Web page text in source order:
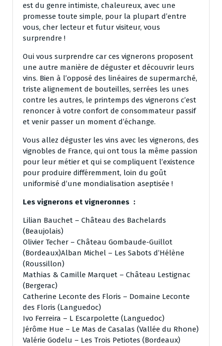
est du genre intimiste, chaleureux, avec une
promesse toute simple, pour la plupart d’entre
vous, cher lecteur et futur visiteur, vous
surprendre !
Oui vous surprendre car ces vignerons proposent
une autre manière de déguster et découvrir leurs
vins. Bien à l’opposé des linéaires de supermarché,
triste alignement de bouteilles, serrées les unes
contre les autres, le printemps des vignerons c’est
renoncer à votre confort de consommateur passif
et venir passer un moment d’échange.
Vous allez déguster les vins avec les vignerons, des
vignobles de France, qui ont tous la même passion
pour leur métier et qui se compliquent l’existence
pour produire différemment, loin du goût
uniformisé d’une mondialisation aseptisée !
Les vignerons et vigneronnes :
Lilian Bauchet – Château des Bachelards
(Beaujolais)
Olivier Techer – Château Gombaude-Guillot
(Bordeaux)Alban Michel – Les Sabots d’Hélène
(Roussillon)
Mathias & Camille Marquet – Château Lestignac
(Bergerac)
Catherine Leconte des Floris – Domaine Leconte
des Floris (Languedoc)
Ivo Ferreira – L Escarpolette (Languedoc)
Jérôme Hue – Le Mas de Casalas (Vallée du Rhone)
Valérie Godelu – Les Trois Petiotes (Bordeaux)